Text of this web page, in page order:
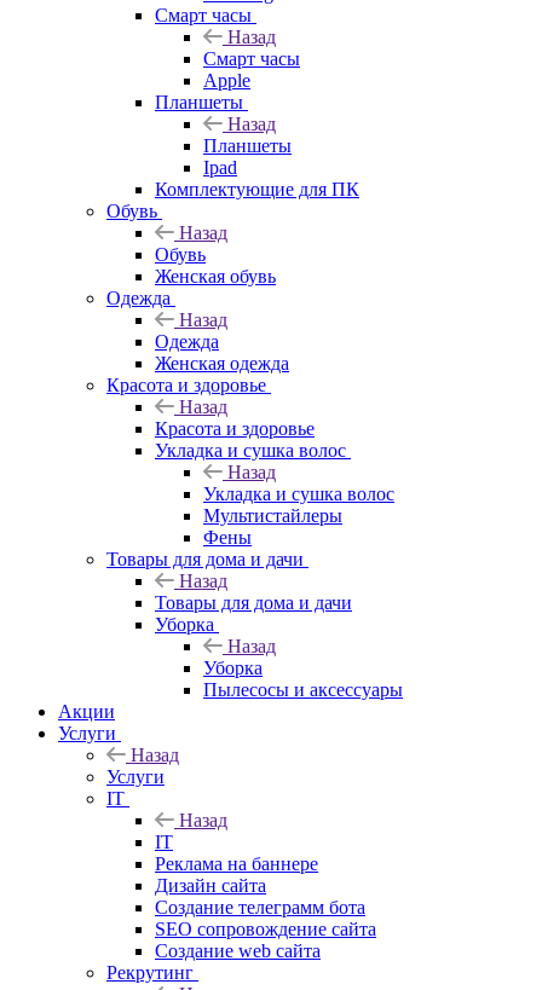
Смарт часы
Назад
Смарт часы
Apple
Планшеты
Назад
Планшеты
Ipad
Комплектующие для ПК
Обувь
Назад
Обувь
Женская обувь
Одежда
Назад
Одежда
Женская одежда
Красота и здоровье
Назад
Красота и здоровье
Укладка и сушка волос
Назад
Укладка и сушка волос
Мультистайлеры
Фены
Товары для дома и дачи
Назад
Товары для дома и дачи
Уборка
Назад
Уборка
Пылесосы и аксессуары
Акции
Услуги
Назад
Услуги
IT
Назад
IT
Реклама на баннере
Дизайн сайта
Создание телеграмм бота
SEO сопровождение сайта
Создание web сайта
Рекрутинг